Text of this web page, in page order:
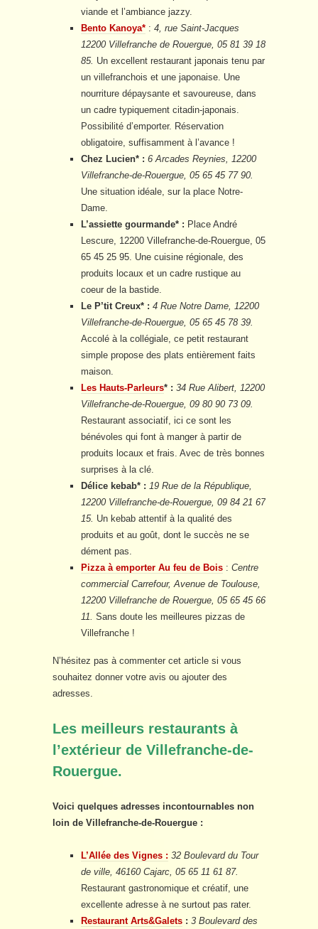
viande et l’ambiance jazzy.
Bento Kanoya* : 4, rue Saint-Jacques
12200 Villefranche de Rouergue, 05 81 39 18
85. Un excellent restaurant japonais tenu par
un villefranchois et une japonaise. Une
nourriture dépaysante et savoureuse, dans
un cadre typiquement citadin-japonais.
Possibilité d’emporter. Réservation
obligatoire, suffisamment à l’avance !
Chez Lucien* : 6 Arcades Reynies, 12200
Villefranche-de-Rouergue, 05 65 45 77 90.
Une situation idéale, sur la place Notre-
Dame.
L’assiette gourmande* : Place André
Lescure, 12200 Villefranche-de-Rouergue, 05
65 45 25 95. Une cuisine régionale, des
produits locaux et un cadre rustique au
coeur de la bastide.
Le P’tit Creux* : 4 Rue Notre Dame, 12200
Villefranche-de-Rouergue, 05 65 45 78 39.
Accolé à la collégiale, ce petit restaurant
simple propose des plats entièrement faits
maison.
Les Hauts-Parleurs* : 34 Rue Alibert, 12200
Villefranche-de-Rouergue, 09 80 90 73 09.
Restaurant associatif, ici ce sont les
bénévoles qui font à manger à partir de
produits locaux et frais. Avec de très bonnes
surprises à la clé.
Délice kebab* : 19 Rue de la République,
12200 Villefranche-de-Rouergue, 09 84 21 67
15. Un kebab attentif à la qualité des
produits et au goût, dont le succès ne se
dément pas.
Pizza à emporter Au feu de Bois : Centre
commercial Carrefour, Avenue de Toulouse,
12200 Villefranche de Rouergue, 05 65 45 66
11. Sans doute les meilleures pizzas de
Villefranche !
N’hésitez pas à commenter cet article si vous
souhaitez donner votre avis ou ajouter des
adresses.
Les meilleurs restaurants à
l’extérieur de Villefranche-de-
Rouergue.
Voici quelques adresses incontournables non
loin de Villefranche-de-Rouergue :
L’Allée des Vignes : 32 Boulevard du Tour
de ville, 46160 Cajarc, 05 65 11 61 87.
Restaurant gastronomique et créatif, une
excellente adresse à ne surtout pas rater.
Restaurant Arts&Galets : 3 Boulevard des